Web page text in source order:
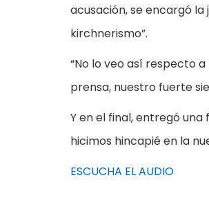
acusación, se encargó
kirchnerismo”.
“No lo veo así respecto
prensa, nuestro fuerte
Y en el final, entregó
hicimos hincapié en la
ESCUCHA EL AUDIO